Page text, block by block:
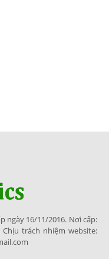
ngày 16/11/2016. Nơi cấp:
trách nhiệm website: